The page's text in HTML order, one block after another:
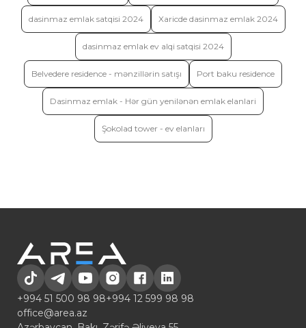
dasinmaz emlak satqisi 2024 Xaricde dasinmaz emlak 2024
dasinmaz emlak ev alqi satqisi 2024
Belvedere residence - mənzillərin satışı Port baku residence
Dasinmaz emlak - Hər gün yenilənən emlak elanlari
Şokolad tower - ev elanları
+994 51 500 98 98+994 12 599 98 98
office@area.az